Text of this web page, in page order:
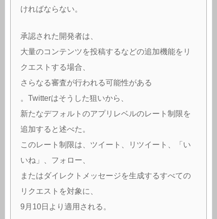
ければならない。
承認された開発者は、
大量のコンテンツを投稿するなどの追加機能をリ
クエストする場合、
さらなる審査が行われる可能性がある
。Twitterはそうした狙いから、
新たなデフォルトのアプリレベルのレート制限を
追加すると述べた。
このレート制限は、ツイート、リツイート、「い
いね」、フォロー、
またはダイレクトメッセージを生成するすべての
リクエストを対象に、
9月10日より適用される。